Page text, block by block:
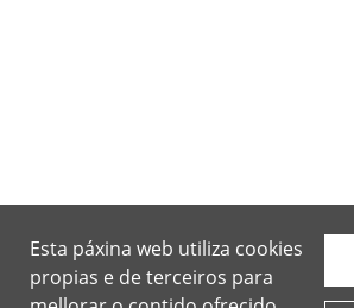
Esta páxina web utiliza cookies
propias e de terceiros para